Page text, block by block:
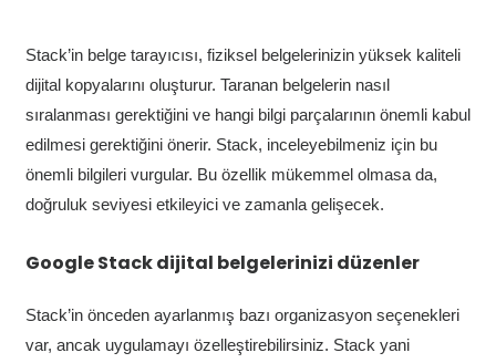
Stack’in belge tarayıcısı, fiziksel belgelerinizin yüksek kaliteli
dijital kopyalarını oluşturur. Taranan belgelerin nasıl
sıralanması gerektiğini ve hangi bilgi parçalarının önemli kabul
edilmesi gerektiğini önerir. Stack, inceleyebilmeniz için bu
önemli bilgileri vurgular. Bu özellik mükemmel olmasa da,
doğruluk seviyesi etkileyici ve zamanla gelişecek.
Google Stack dijital belgelerinizi düzenler
Stack’in önceden ayarlanmış bazı organizasyon seçenekleri
var, ancak uygulamayı özelleştirebilirsiniz. Stack yani